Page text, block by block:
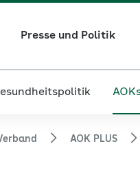
Presse und Politik
AOK PLUS